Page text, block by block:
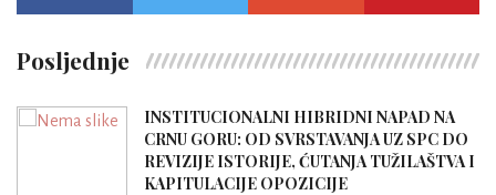
Posljednje
INSTITUCIONALNI HIBRIDNI NAPAD NA
CRNU GORU: OD SVRSTAVANJA UZ SPC DO
REVIZIJE ISTORIJE, ĆUTANJA TUŽILAŠTVA I
KAPITULACIJE OPOZICIJE